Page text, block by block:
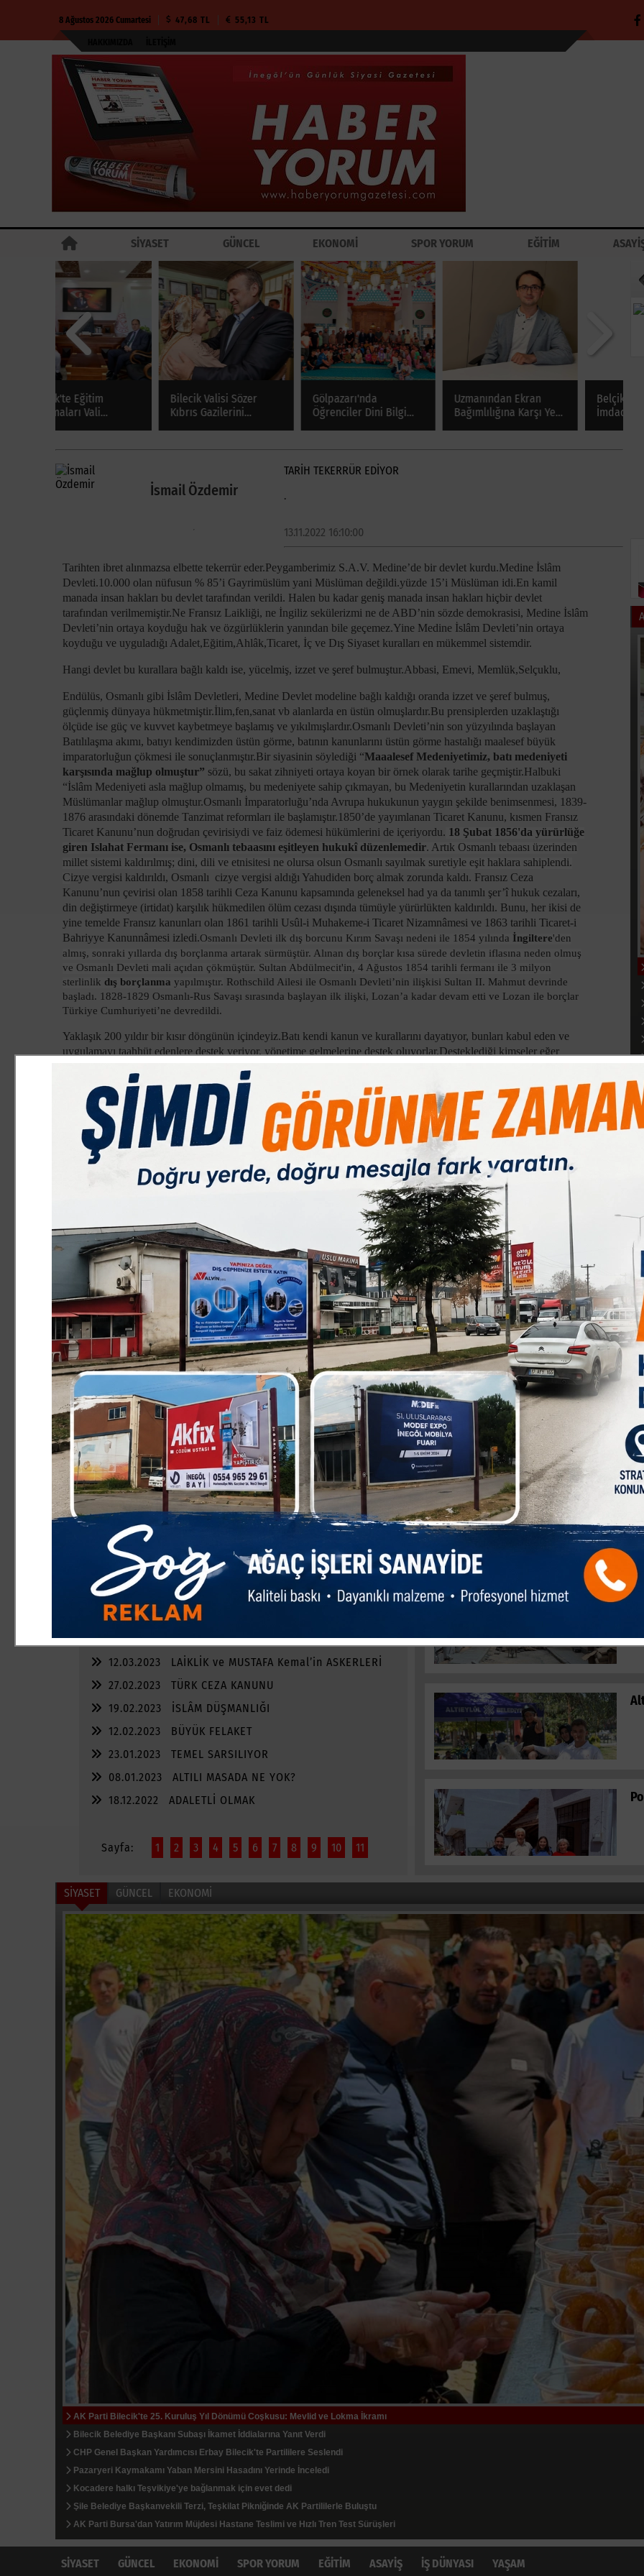
8 Ağustos 2026 Cumartesi 47,68 TL 55,13 TL
SİYASET GÜNCEL EKONOMİ SPOR YORUM EĞİTİM
Bilecik Valisi Sözer
Kıbrıs Gazilerini
Gölpazarı'nda
Öğrenciler Dini Bilgi
Uzmanından Ekran
Bağımlılığına Karşı Yeni
Belçikalı Yaşlı Çiftin
İmdadına Zabıta Yetişti
İsmail Özdemir
TARİH TEKERRÜR EDİYOR
.
13.11.2022 16:10:00
Tarihten ibret alınmazsa elbette tekerrür eder.Peygamberimiz S.A.V. Medine’de bir devlet kurdu.Medine İslâm
Devleti.10.000 olan nüfusun % 85’i Gayrimüslüm yani Müslüman değildi.yüzde 15’i Müslüman idi.En kamil
manada insan hakları bu devlet tarafından verildi. Halen bu kadar geniş manada insan hakları hiçbir devlet
tarafından verilmemiştir.Ne Fransız Laikliği, ne İngiliz sekülerizmi ne de ABD’nin sözde demokrasisi, Medine İslâm
Devleti’nin ortaya koyduğu hak ve özgürlüklerin yanından bile geçemez.Yine Medine İslâm Devleti’nin ortaya
koyduğu ve uyguladığı Adalet,Eğitim,Ahlâk,Ticaret, İç ve Dış Siyaset kuralları en mükemmel sistemdir.
Hangi devlet bu kurallara bağlı kaldı ise, yücelmiş, izzet ve şeref bulmuştur.Abbasi, Emevi, Memlük,Selçuklu,
Endülüs, Osmanlı gibi İslâm Devletleri, Medine Devlet modeline bağlı kaldığı oranda izzet ve şeref bulmuş,
güçlenmiş dünyaya hükmetmiştir.İlim,fen,sanat vb alanlarda en üstün olmuşlardır.Bu prensiplerden uzaklaştığı
ölçüde ise güç ve kuvvet kaybetmeye başlamış ve yıkılmışlardır.Osmanlı Devleti’nin son yüzyılında başlayan
Batılılaşma akımı, batıyı kendimizden üstün görme, batının kanunlarını üstün görme hastalığı maalesef büyük
imparatorluğun çökmesi ile sonuçlanmıştır.Bir siyasinin söylediği “Maaalesef Medeniyetimiz, batı medeniyeti
karşısında mağlup olmuştur” sözü, bu sakat zihniyeti ortaya koyan bir örnek olarak tarihe geçmiştir.Halbuki
“İslâm Medeniyeti asla mağlup olmamış, bu medeniyete sahip çıkmayan, bu Medeniyetin kurallarından uzaklaşan
Müslümanlar mağlup olmuştur.Osmanlı İmparatorluğu’nda Avrupa hukukunun yaygın şekilde benimsenmesi, 1839-
1876 arasındaki dönemde Tanzimat reformları ile başlamıştır.1850’de yayımlanan Ticaret Kanunu, kısmen Fransız
Ticaret Kanunu’nun doğrudan çevirisiydi ve faiz ödemesi hükümlerini de içeriyordu. 18 Şubat 1856'da yürürlüğe
giren Islahat Fermanı ise, Osmanlı tebaasını eşitleyen hukukî düzenlemedir. Artık Osmanlı tebaası üzerinden
millet sistemi kaldırılmış; dini, dili ve etnisitesi ne olursa olsun Osmanlı sayılmak suretiyle eşit haklara sahiplendi.
Cizye vergisi kaldırıldı, Osmanlı cizye vergisi aldığı Yahudiden borç almak zorunda kaldı. Fransız Ceza
Kanunu’nun çevirisi olan 1858 tarihli Ceza Kanunu kapsamında geleneksel had ya da tanımlı şer’î hukuk cezaları,
din değiştirmeye (irtidat) karşılık hükmedilen ölüm cezası dışında tümüyle yürürlükten kaldırıldı. Bunu, her ikisi de
yine temelde Fransız kanunları olan 1861 tarihli Usûl-i Muhakeme-i Ticaret Nizamnâmesi ve 1863 tarihli Ticaret-i
Bahriyye Kanunnâmesi izledi.Osmanlı Devleti ilk dış borcunu Kırım Savaşı nedeni ile 1854 yılında İngiltere'den
almış, sonraki yıllarda dış borçlanma artarak sürmüştür. Alınan dış borçlar kısa sürede devletin iflasına neden olmuş
ve Osmanlı Devleti mali açıdan çökmüştür. Sultan Abdülmecit'in, 4 Ağustos 1854 tarihli fermanı ile 3 milyon
sterlinlik dış borçlanma yapılmıştır. Rothschild Ailesi ile Osmanlı Devleti’nin ilişkisi Sultan II. Mahmut devrinde
başladı. 1828-1829 Osmanlı-Rus Savaşı sırasında başlayan ilk ilişki, Lozan’a kadar devam etti ve Lozan ile borçlar
Türkiye Cumhuriyeti’ne devredildi.
Yaklaşık 200 yıldır bir kısır döngünün içindeyiz.Batı kendi kanun ve kurallarını dayatıyor, bunları kabul eden ve
uygulamayı taahhüt edenlere destek veriyor, yönetime gelmelerine destek oluyorlar.Desteklediği kimseler eğer
destekleyerek onların iktidardan indirilmesi için çalışıyorlar.İktidarda olanlar, iktidarı kaybetmemek için ya batının
dediklerini yapıyorlar, ya da koltuklarını batının kurallarını ve kanunlarını uygulamayı taahhüt eden yeni taliplilere
kaptırıyorlar.Maalesef bunların hepsi bu milletin evlatları, ancak bir türlü tarihten ibret almıyorlar.Genellikle
hepsi:“Biz batılıları kandırmak için ŞİMDİLİK,onların kanun ve kurallarını kabul etmiş görünüyoruz”
diyor.
200 yıldır bu kısır döngüye girmiş olanlar, vatan haini değil veya din düşmanı değil, ancak gafiller.
Çünkü göstermelik bile olsa, batılıları kandırıp iktidara gelene kadar bile olsa, göz açıp kapayıncaya kadar bile olsa
BATILILARIN kanun ve kurallarını uygulamayı taahhüt ettiğinizde, güç,kuvvet ve izzet sizden alınır.
Bu nedenle Peygamberimiz S.A.V. kendisine: “ Hiç olmazsa bir gün senin istediğin kanun ve kurallar geçerli olsun,
bir gün bizim istediğimiz kanun ve kurallar geçerli olsun” teklifini geri çevirmiştir.Hatta Bana böyle bir teklif nasıl
yapılır diye üzüntüye kapılmıştır.Bunun üzerine “Kafirun suresi” nazil olmuştur.
Maalesef ŞİMDİLİK DİNİ türedi.İktidara gelene kadar, zengin oluncaya kadar, köprüyü geçinceye kadar gibi sözler
onları aldattı.Peşlerinden gidenleri de aldattı.Onların yaptıklarını doğru gören niceleri maalesef ahiretlerini berbat
ettiler.Bu yüzden kul hakları oluştu,İtikaden ve ahlâken bozulmalar oldu.İşin daha vahim olanı, dün bu yanlışları
yapanları eleştirenler, şimdi üç koltuk uğruna kendileri aynı yanlışlara talip oldu.Bugün iktidarda olanlar
kendilerinden öncekileri Batının kanun ve kurallarını uygulayanları hainlikle suçlayıp, biz o makamlara gelelim
bakın nasıl İslâm’a hizmet edeceğiz diyerek geldiler.Şimdi kendileri aynı suçlama ile karşı karşıya kaldılar.
Tarih tekerrür ediyor.”Müslüman bir delikten iki defa ısırılmaz.” Kendinize gelin.Sizden öncekilerin düştüğü tuzağa
düşmeyin.Liderlerinizi uyarın.Onların sizin uyarılarınıza ihtiyacı var.
SİYASET GÜNCEL EKONOMİ
AK Parti Bilecik'te 25. Kuruluş Yıl Dönümü Coşkusu: Mevlid ve Lokma İkramı
Bilecik Belediye Başkanı Subaşı İkamet İddialarına Yanıt Verdi
CHP Genel Başkan Yardımcısı Erbay Bilecik'te Partililere Seslendi
Pazaryeri Kaymakamı Yaban Mersini Hasadını Yerinde İnceledi
Kocadere halkı Teşvikiye'ye bağlanmak için evet dedi
Şile Belediye Başkanvekili Terzi, Teşkilat Pikniğinde AK Partililerle Buluştu
AK Parti Bursa'dan Yatırım Müjdesi Hastane Teslimi ve Hızlı Tren Test Sürüşleri
İstanbul'dan Tekirdağ'a Hafta Sonu Akını Kilometrelerce Kuyruk Oluşturdu
İBB'nin Reddettiği Kızılay Çadırına Bahçelievler Belediyesi Sahip Çıktı
TAPSİAD: Ormanları Korumak, Üretim Gücünü Korumaktır
Minik Öğrenciler Kumbaralarındaki Harçlıkları Filistinli Çocuklara Bağışladı
Melek Mızrak Subaşı Türkiye'nin En Başarılı Belediye Başkanları Arasında 4'üncü Sırada
Darıca Belediyesi Cadde ve Sokaklarda Yenileme Çalışmalarına Devam Ediyor
Kepsut'a Kent Lokantası ve Altyapı Yatırımları
Tekirdağ'da 780 Arıcıya 186 Ton Yem Desteği
Kocaeli'de Kentsel Dönüşüm Protokolü İmzalandı
Serbest Piyasada Dolar ve Euro Yeni Güne Nasıl Başladı?
İhsaniye Barajı Kocaeli'nin Su Güvenliğini Artırdı
Bilecik'te TMO Ürün Alım Noktası İncelendi
Mudanya'da Belediye Dükkanlarının İhale Bedelleri Dudak Uçuklattı
Altın Bozdururken Ayar ve İşçilik Farkı Yaratıyor
09.12.2023
FİLİSTİN GAZZE KUDÜS-Ü ŞERİF
MÜDAFAASI
25.06.2023
ASGARİ ÜCRET
18.06.2023
KAPİTALİZM YIKILACAK
28.05.2023
ALLAH’IN DEDİĞİ OLDU
07.05.2023
MİLLİ GÖRÜŞ VE İŞBİRLİKÇİLİK
10.04.2023
YA TAM SUSTURACAĞIZ, YA DA KAN
KUSTURACAĞIZ.
02.04.2023
İTTİFAK MI, KOALİSYON MU?
27.03.2023
MİLLÎ GÖRÜŞ’SÜZ SEÇİM
12.03.2023
LAİKLİK ve MUSTAFA Kemal’in ASKERLERİ
27.02.2023
TÜRK CEZA KANUNU
19.02.2023
İSLÂM DÜŞMANLIĞI
12.02.2023
BÜYÜK FELAKET
23.01.2023
TEMEL SARSILIYOR
08.01.2023
ALTILI MASADA NE YOK?
18.12.2022
ADALETLİ OLMAK
Sayfa: 1 2 3 4 5 6 7 8 9 10 11
SİYASET GÜNCEL EKONOMİ SPOR YORUM EĞİTİM ASAYİŞ İŞ DÜNYASI YAŞAM